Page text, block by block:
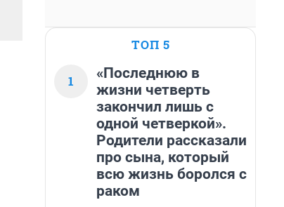
ТОП 5
1
«Последнюю в
жизни четверть
закончил лишь с
одной четверкой».
Родители рассказали
про сына, который
всю жизнь боролся с
раком